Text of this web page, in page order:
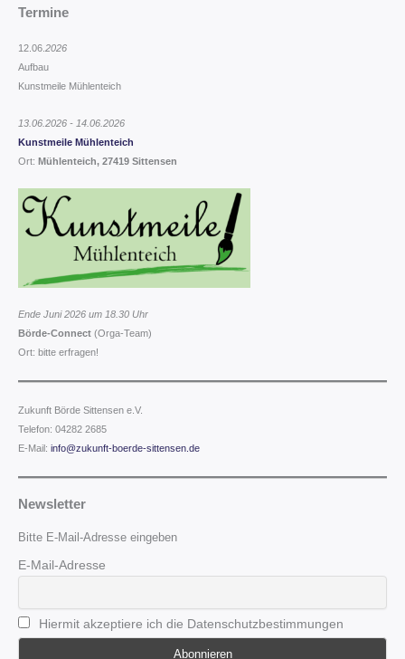
Termine
12.06.2026
Aufbau
Kunstmeile Mühlenteich
13.06.2026 - 14.06.2026
Kunstmeile Mühlenteich
Ort: Mühlenteich, 27419 Sittensen
Ende Juni 2026 um 18.30 Uhr
Börde-Connect(Orga-Team)
Ort: bitte erfragen!
Zukunft Börde Sittensen e.V.
Telefon: 04282 2685
E-Mail: info@zukunft-boerde-sittensen.de
Newsletter
Bitte E-Mail-Adresse eingeben
E-Mail-Adresse
Hiermit akzeptiere ich die Datenschutzbestimmungen